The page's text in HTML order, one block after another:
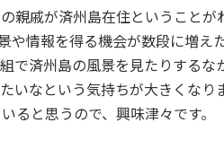
親戚が済州島在住ということが
や情報を得る機会が数段に増え
で済州島の風景を見たりするな
いなという気持ちが大きくなり
ると思うので、興味津々です。